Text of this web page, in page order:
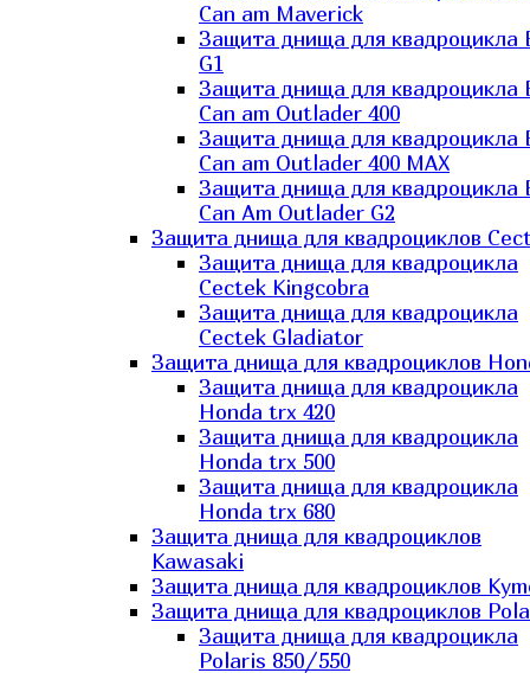
Can am Maverick
Защита днища для квадроцикла
G1
Защита днища для квадроцикла
Can am Outlader 400
Защита днища для квадроцикла
Can am Outlader 400 MAX
Защита днища для квадроцикла
Can Аm Outlader G2
Защита днища для квадроциклов
Защита днища для квадроцикла
Cectek Kingcobra
Защита днища для квадроцикла
Cectek Gladiator
Защита днища для квадроциклов
Защита днища для квадроцикла
Honda trx 420
Защита днища для квадроцикла
Honda trx 500
Защита днища для квадроцикла
Honda trx 680
Защита днища для квадроциклов
Kawasaki
Защита днища для квадроциклов
Защита днища для квадроциклов
Защита днища для квадроцикла
Polaris 850/550